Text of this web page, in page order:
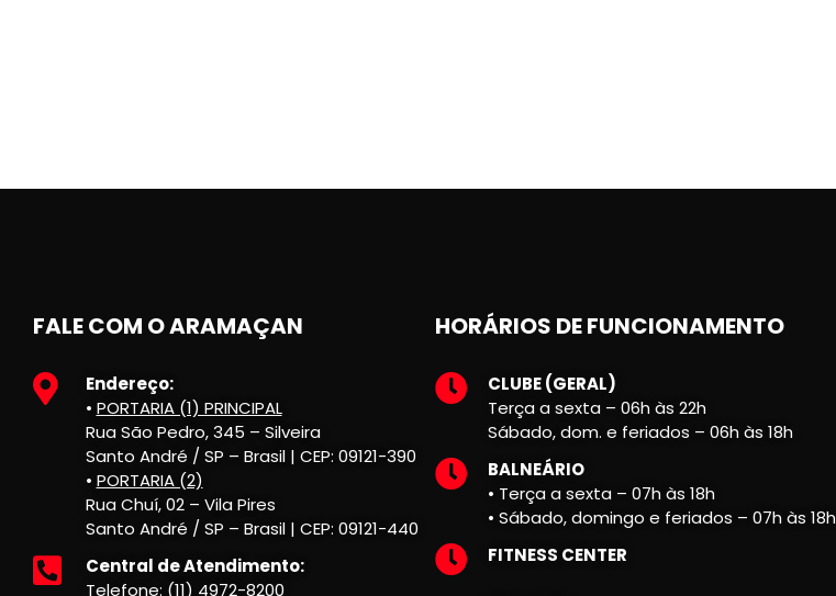
FALE COM O ARAMAÇAN
Endereço:
• PORTARIA (1) PRINCIPAL
Rua São Pedro, 345 – Silveira
Santo André / SP – Brasil | CEP: 09121-390
• PORTARIA (2)
Rua Chuí, 02 – Vila Pires
Santo André / SP – Brasil | CEP: 09121-440
Central de Atendimento:
Telefone: (11) 4972-8200
HORÁRIOS DE FUNCIONAMENTO
CLUBE (GERAL)
Terça a sexta – 06h às 22h
Sábado, dom. e feriados – 06h às 18h
BALNEÁRIO
• Terça a sexta – 07h às 18h
• Sábado, domingo e feriados – 07h às 18h
FITNESS CENTER